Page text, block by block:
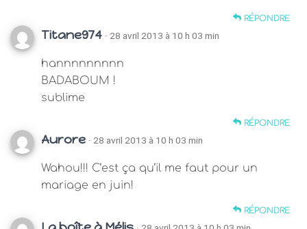
RÉPONDRE
Titane974 · 28 avril 2013 à 10 h 03 min
hannnnnnnnn
BADABOUM !
sublime
RÉPONDRE
Aurore · 28 avril 2013 à 10 h 03 min
Wahou!!! C’est ça qu’il me faut pour un
mariage en juin!
RÉPONDRE